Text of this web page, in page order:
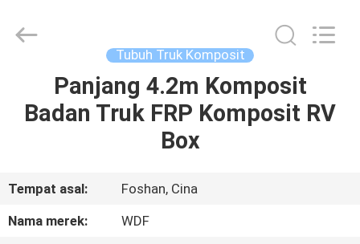
RUMAH
TENTANG
KAMI
Ltd..
Tubuh Truk Komposit
Panjang 4.2m Komposit
Badan Truk FRP Komposit RV
Box
Tempat asal:
Foshan, Cina
Nama merek:
WDF